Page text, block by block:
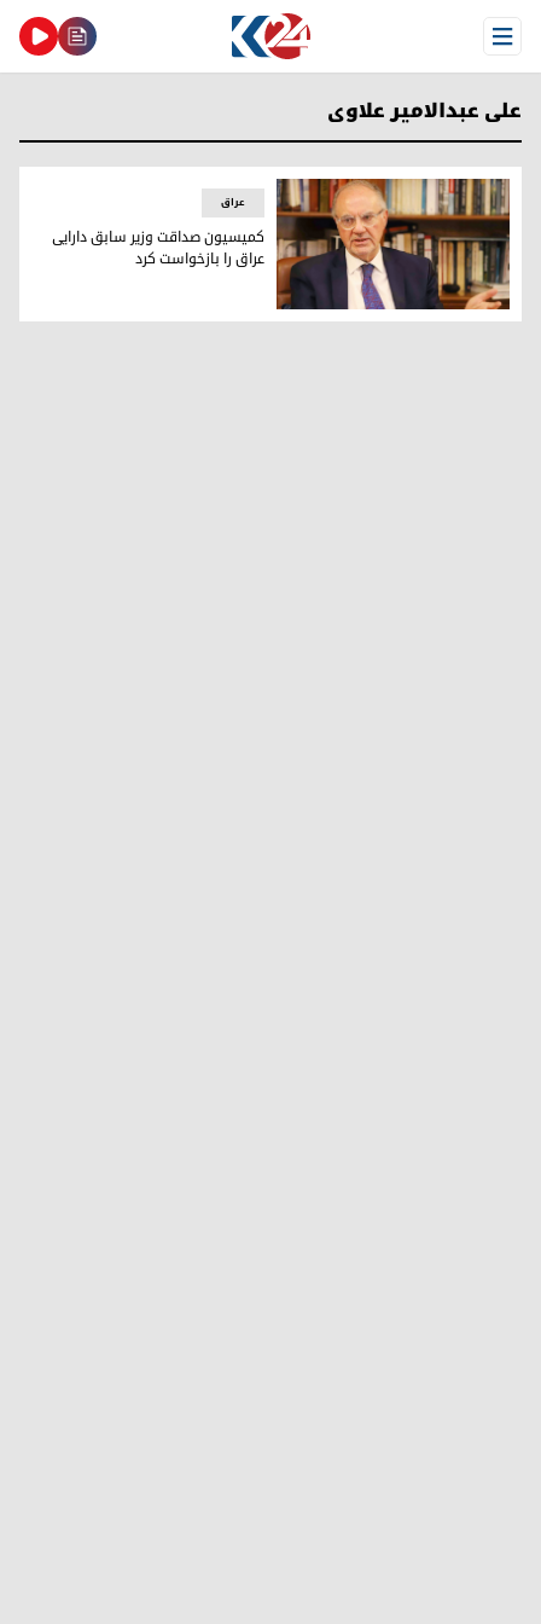
Open Menu
علی عبدالامیر علاوی
علی عبدالامیر علاوی، وزیر سابق دارایی عراق
عراق
کمیسیون صداقت وزیر سابق دارایی
عراق را بازخواست کرد